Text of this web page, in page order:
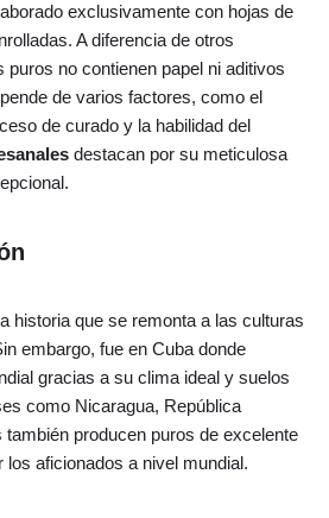
exclusivamente con hojas de
A diferencia de otros
puros no contienen papel ni aditivos
de varios factores, como el
de curado y la habilidad del
destacan por su meticulosa
historia que se remonta a las culturas
embargo, fue en Cuba donde
gracias a su clima ideal y suelos
como Nicaragua, República
producen puros de excelente
aficionados a nivel mundial.